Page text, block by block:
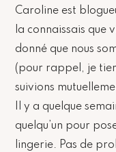
Caroline est
la connaissais que
donné que nous
(pour rappel, je
suivions
Il y a quelque
quelqu’un pour
lingerie. Pas de